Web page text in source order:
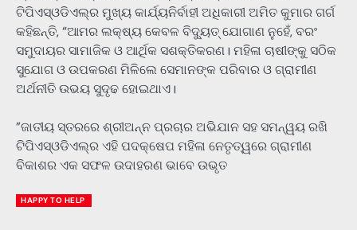
ଟିପିଏସ୍ଓଡିଏଲ୍‌ର ମୁଖ୍ୟ କାର୍ଯ୍ୟନିର୍ବାହୀ ଅଧିକାରୀ ଅମିତ କୁମାର ଗର୍ଗ
କହିଛନ୍ତି, “ଆମର ଲକ୍ଷ୍ୟ କେବଳ ବିଦ୍ୟୁତ୍ ଯୋଗାଣ ନୁହେଁ, ବରଂ
ସମୁଦାୟର ସାମାଜିକ ଓ ଆର୍ଥିକ ସଶକ୍ତିକରଣ। ମହିଳା ଚାଷୀଙ୍କୁ ସଠିକ
ସୁଯୋଗ ଓ ଉପକରଣ ମିଳିଲେ ସେମାନଙ୍କ ପରିବାର ଓ ଗ୍ରାମୀଣ
ଅର୍ଥନୀତି ଉଭୟ ସୁଦୃଢ ହୋଇଥାଏ।
”ଜାତୀୟ ସ୍ତରରେ ଶ୍ରୀଅନ୍ନ ପ୍ରଚାର ଅଭିଯାନ ସହ ସମନ୍ୱୟ ରଖି
ଟିପିଏସ୍ଓଡିଏଲ୍‌ର ଏହି ପଦକ୍ଷେପ ମହିଳା ନେତୃତ୍ୱରେ ଗ୍ରାମୀଣ
ବିକାଶର ଏକ ସଫଳ ଉଦାହରଣ ଭାବେ ଉଭୃତ
HAPPY TO HELP